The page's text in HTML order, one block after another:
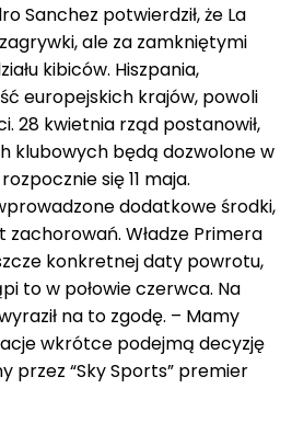
Sanchez potwierdził, że La
ale za zamkniętymi
kibiców. Hiszpania,
europejskich krajów, powoli
28 kwietnia rząd postanowił,
klubowych będą dozwolone w
się 11 maja.
dodatkowe środki,
zachorowań. Władze Primera
konkretnej daty powrotu,
to w połowie czerwca. Na
na to zgodę. – Mamy
wkrótce podejmą decyzję
przez “Sky Sports” premier